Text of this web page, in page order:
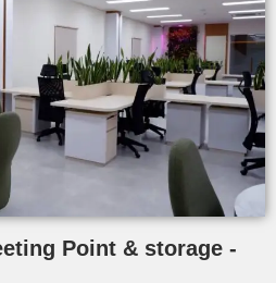
Point & storage -